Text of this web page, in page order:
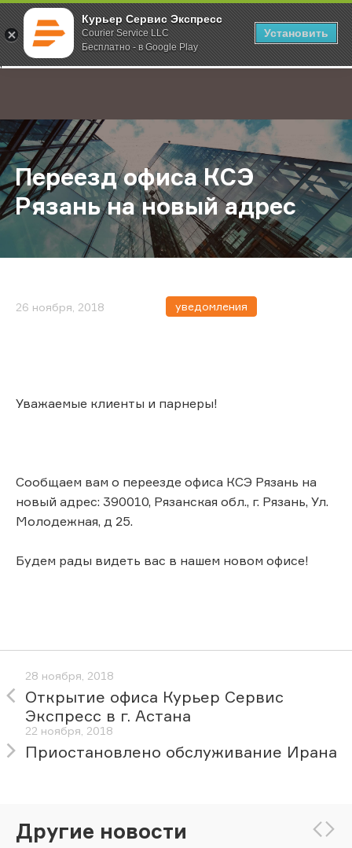
Курьер Сервис Экспресс
Courier Service LLC
Бесплатно - в Google Play
Установить
;
Главная О компании Новости Переезд офиса КСЭ Рязань на
Переезд офиса КСЭ
Рязань на новый адрес
26 ноября, 2018 уведомления
Уважаемые клиенты и парнеры!
Сообщаем вам о переезде офиса КСЭ Рязань на
новый адрес: 390010, Рязанская обл., г. Рязань, Ул.
Молодежная, д 25.
Будем рады видеть вас в нашем новом офисе!
28 ноября, 2018
Открытие офиса Курьер Сервис
Экспресс в г. Астана
22 ноября, 2018
Приостановлено обслуживание Ирана
Другие новости